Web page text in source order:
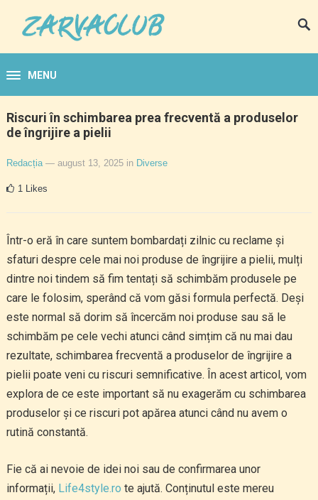
MENU
Riscuri în schimbarea prea frecventă a produselor
de îngrijire a pielii
Redacția — august 13, 2025 in Diverse
1 Likes
Într-o eră în care suntem bombardați zilnic cu reclame și
sfaturi despre cele mai noi produse de îngrijire a pielii, mulți
dintre noi tindem să fim tentați să schimbăm produsele pe
care le folosim, sperând că vom găsi formula perfectă. Deși
este normal să dorim să încercăm noi produse sau să le
schimbăm pe cele vechi atunci când simțim că nu mai dau
rezultate, schimbarea frecventă a produselor de îngrijire a
pielii poate veni cu riscuri semnificative. În acest articol, vom
explora de ce este important să nu exagerăm cu schimbarea
produselor și ce riscuri pot apărea atunci când nu avem o
rutină constantă.
Fie că ai nevoie de idei noi sau de confirmarea unor
informații, Life4style.ro te ajută. Conținutul este mereu